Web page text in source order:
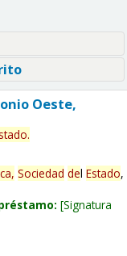
Oeste,
.
Sociedad del Estado,
Signatura